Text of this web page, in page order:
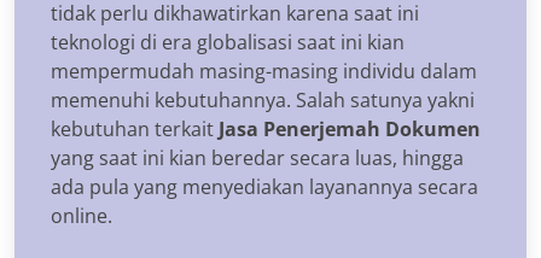
tidak perlu dikhawatirkan karena saat ini
teknologi di era globalisasi saat ini kian
mempermudah masing-masing individu dalam
memenuhi kebutuhannya. Salah satunya yakni
kebutuhan terkait Jasa Penerjemah Dokumen
yang saat ini kian beredar secara luas, hingga
ada pula yang menyediakan layanannya secara
online.